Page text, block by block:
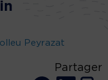
Peyrazat
Partager